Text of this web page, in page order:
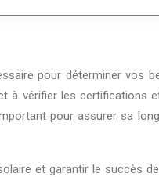
pour déterminer vos
vérifier les certifications
pour assurer sa
et garantir le succès